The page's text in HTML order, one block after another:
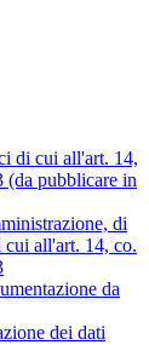
di cui all'art. 14,
(da pubblicare in
di
all'art. 14, co.
da
dei dati